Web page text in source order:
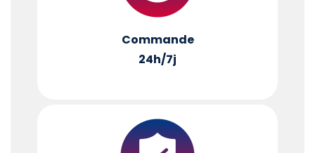
Commande
24h/7j